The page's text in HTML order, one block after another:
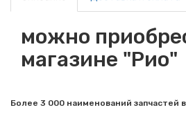
можно
магазине "Рио"
Более 3 000 наименований запчастей